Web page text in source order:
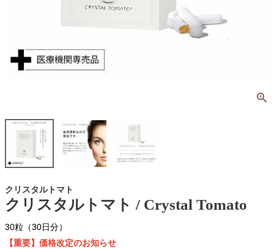
クリスタルトマト
クリスタルトマト / Crystal Tomato
30粒（30日分）
【重要】価格改定のお知らせ